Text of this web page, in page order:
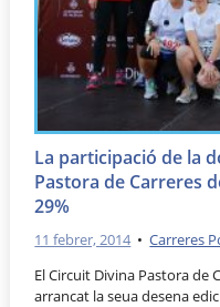
La participació de la
Pastora de Carreres
29%
11 febrer, 2014 •Carreres
El Circuit Divina Pastora de
arrancat la seua desena